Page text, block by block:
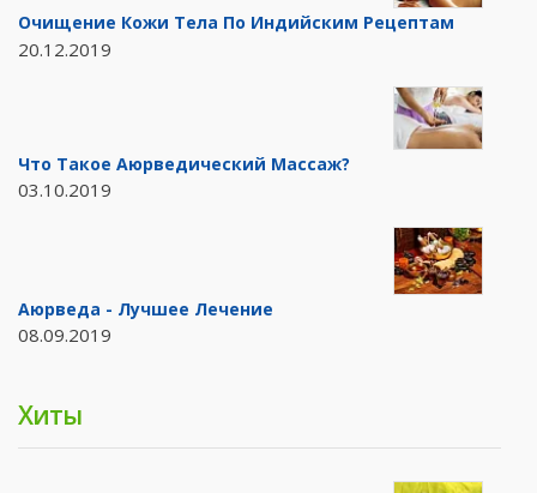
Очищение Кожи Тела По Индийским Рецептам
20.12.2019
Что Такое Аюрведический Массаж?
03.10.2019
Аюрведа - Лучшее Лечение
08.09.2019
Хиты